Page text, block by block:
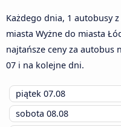
Każdego dnia, 1 autobusy
miasta Wyżne do miasta
najtańsze ceny za autobus
07 i na kolejne dni.
piątek 07.08
sobota 08.08